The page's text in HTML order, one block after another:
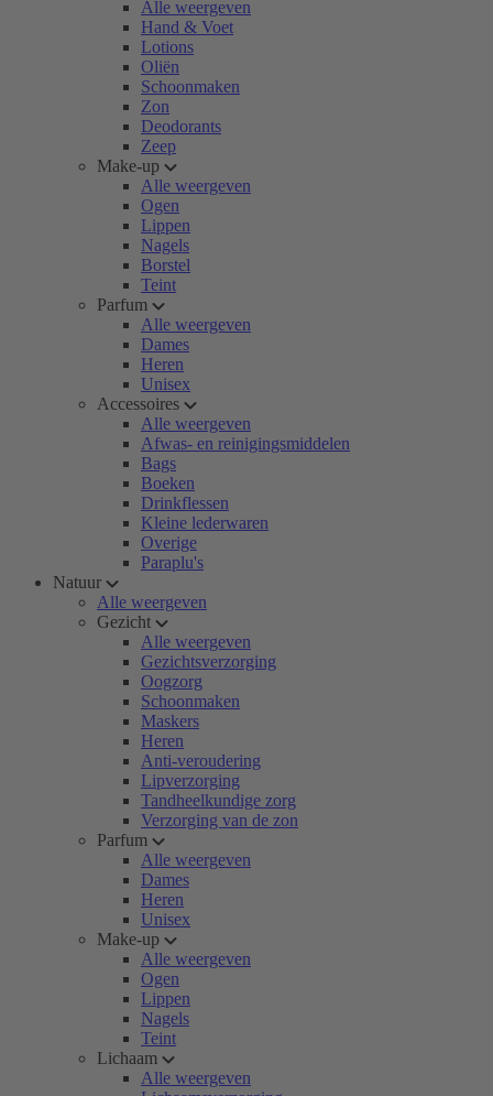
Alle weergeven
Hand & Voet
Lotions
Oliën
Schoonmaken
Zon
Deodorants
Zeep
Make-up
Alle weergeven
Ogen
Lippen
Nagels
Borstel
Teint
Parfum
Alle weergeven
Dames
Heren
Unisex
Accessoires
Alle weergeven
Afwas- en reinigingsmiddelen
Bags
Boeken
Drinkflessen
Kleine lederwaren
Overige
Paraplu's
Natuur
Alle weergeven
Gezicht
Alle weergeven
Gezichtsverzorging
Oogzorg
Schoonmaken
Maskers
Heren
Anti-veroudering
Lipverzorging
Tandheelkundige zorg
Verzorging van de zon
Parfum
Alle weergeven
Dames
Heren
Unisex
Make-up
Alle weergeven
Ogen
Lippen
Nagels
Teint
Lichaam
Alle weergeven